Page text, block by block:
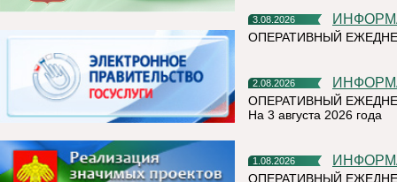
3.08.2026
ОПЕРАТИВНЫЙ
2.08.2026
ОПЕРАТИВНЫЙ
На 3 августа 2026 года
1.08.2026
ОПЕРАТИВНЫЙ